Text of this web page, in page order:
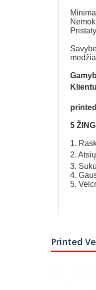
5
1.
2.
3.
4.
5.
Printed